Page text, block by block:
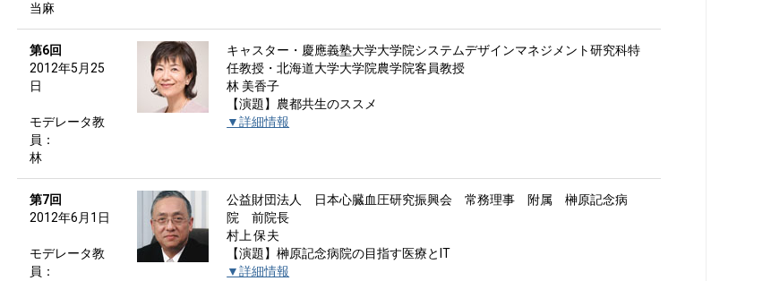
当麻
第6回
2012年5月25
日
モデレータ教
員：
林
キャスター・慶應義塾大学大学院システムデザインマネジメント研究科特
任教授・北海道大学大学院農学院客員教授
林 美香子
【演題】農都共生のススメ
▼詳細情報
第7回
2012年6月1日
モデレータ教
員：
公益財団法人 日本心臓血圧研究振興会 常務理事 附属 榊原記念病
院 前院長
村上 保夫
【演題】榊原記念病院の目指す医療とIT
▼詳細情報